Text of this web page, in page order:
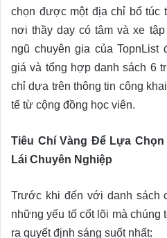
chọn được một địa chỉ bổ túc
nơi thầy dạy có tâm và xe
ngũ chuyên gia của TopnList
giá và tổng hợp danh sách 6
chỉ dựa trên thông tin công
tế từ cộng đồng học viên.
Tiêu Chí Vàng Để Lựa
Lái Chuyên Nghiệp
Trước khi đến với danh sách
những yếu tố cốt lõi mà chúng
ra quyết định sáng suốt nhất: